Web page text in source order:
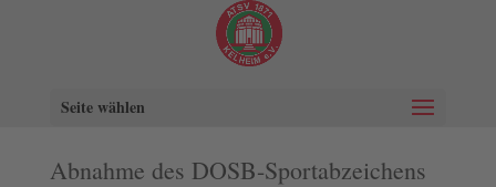
Seite wählen
Abnahme des DOSB-Sportabzeichens